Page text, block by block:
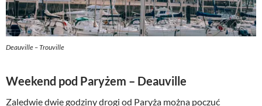
Deauville – Trouville
Weekend pod Paryżem – Deauville
Zaledwie dwie godziny drogi od Paryża można poczuć